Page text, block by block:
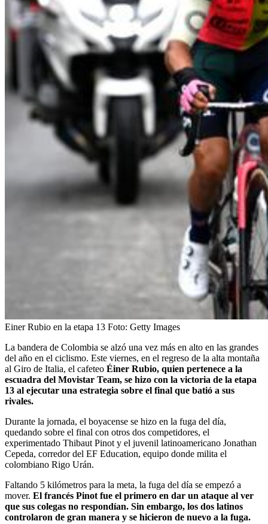
Einer Rubio en la etapa 13 Foto: Getty Images
La bandera de Colombia se alzó una vez más en alto en las grandes
del año en el ciclismo. Este viernes, en el regreso de la alta montaña
al Giro de Italia, el cafeteo Éiner Rubio, quien pertenece a la
escuadra del Movistar Team, se hizo con la victoria de la etapa
13 al ejecutar una estrategia sobre el final que batió a sus
rivales.
Durante la jornada, el boyacense se hizo en la fuga del día,
quedando sobre el final con otros dos competidores, el
experimentado Thibaut Pinot y el juvenil latinoamericano Jonathan
Cepeda, corredor del EF Education, equipo donde milita el
colombiano Rigo Urán.
Faltando 5 kilómetros para la meta, la fuga del día se empezó a
mover. El francés Pinot fue el primero en dar un ataque al ver
que sus colegas no respondían. Sin embargo, los dos latinos
controlaron de gran manera y se hicieron de nuevo a la fuga.